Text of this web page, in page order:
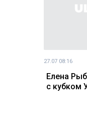
27.07 08:16
Елена
с кубком